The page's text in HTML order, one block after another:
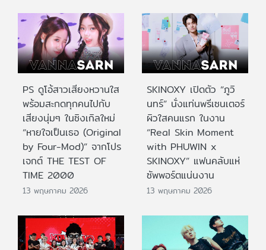
PS ดูโอ้สาวเสียงหวานใส
พร้อมสะกดทุกคนไปกับ
เสียงนุ่มๆ ในซิงเกิลใหม่
“หายใจเป็นเธอ (Original
by Four-Mod)” จากโปร
เจกต์ THE TEST OF
TIME 2000
13 พฤษภาคม 2026
SKINOXY เปิดตัว “ภูวิ
นทร์” นั่งแท่นพรีเซนเตอร์
ผิวใสคนแรก ในงาน
“Real Skin Moment
with PHUWIN x
SKINOXY” แฟนคลับแห่
ซัพพอร์ตแน่นงาน
13 พฤษภาคม 2026